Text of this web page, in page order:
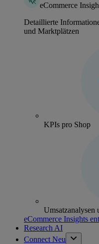
eCommerce
Detaillierte
und Marktplätzen
KPIs pro Shop
Umsatzanalysen
eCommerce Insights
Research AI
Connect Neu